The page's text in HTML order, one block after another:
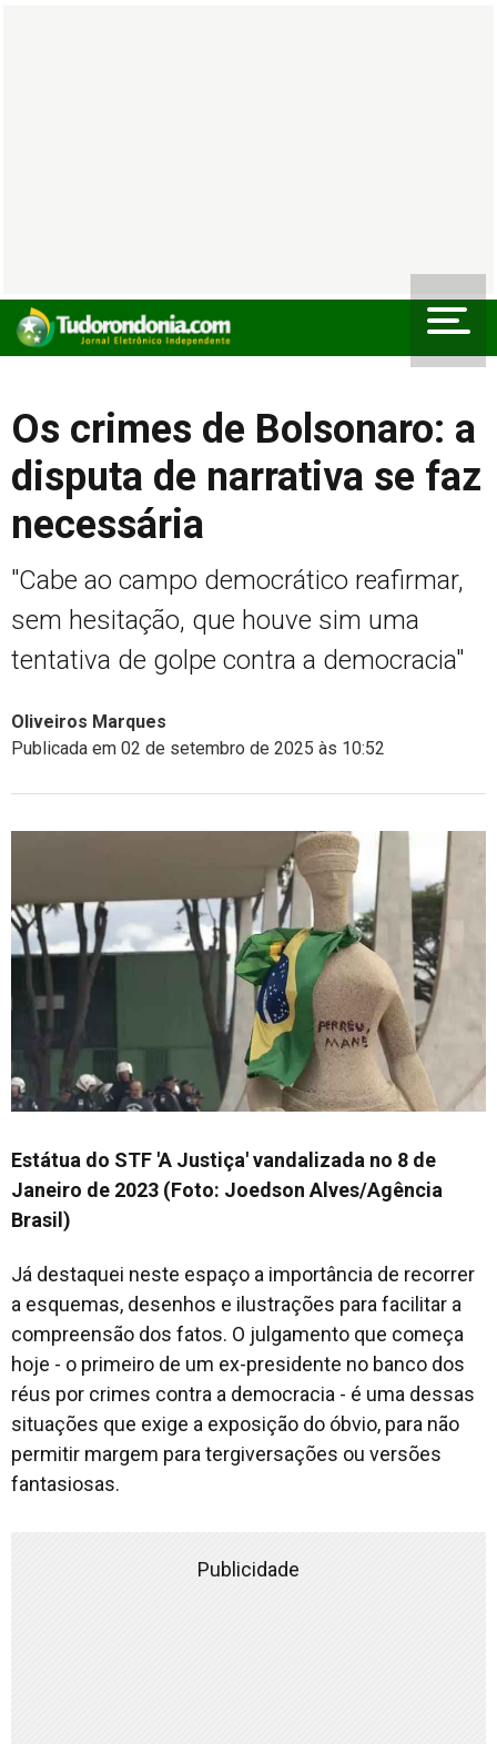
Os crimes de Bolsonaro: a
disputa de narrativa se faz
necessária
"Cabe ao campo democrático reafirmar,
sem hesitação, que houve sim uma
tentativa de golpe contra a democracia"
Oliveiros Marques
Publicada em 02 de setembro de 2025 às 10:52
Estátua do STF 'A Justiça' vandalizada no 8 de
Janeiro de 2023 (Foto: Joedson Alves/Agência
Brasil)
Já destaquei neste espaço a importância de recorrer
a esquemas, desenhos e ilustrações para facilitar a
compreensão dos fatos. O julgamento que começa
hoje - o primeiro de um ex-presidente no banco dos
réus por crimes contra a democracia - é uma dessas
situações que exige a exposição do óbvio, para não
permitir margem para tergiversações ou versões
fantasiosas.
Publicidade